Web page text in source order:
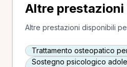
Altre prestazioni
Altre prestazioni disponibili
Trattamento osteopatico
Sostegno psicologico